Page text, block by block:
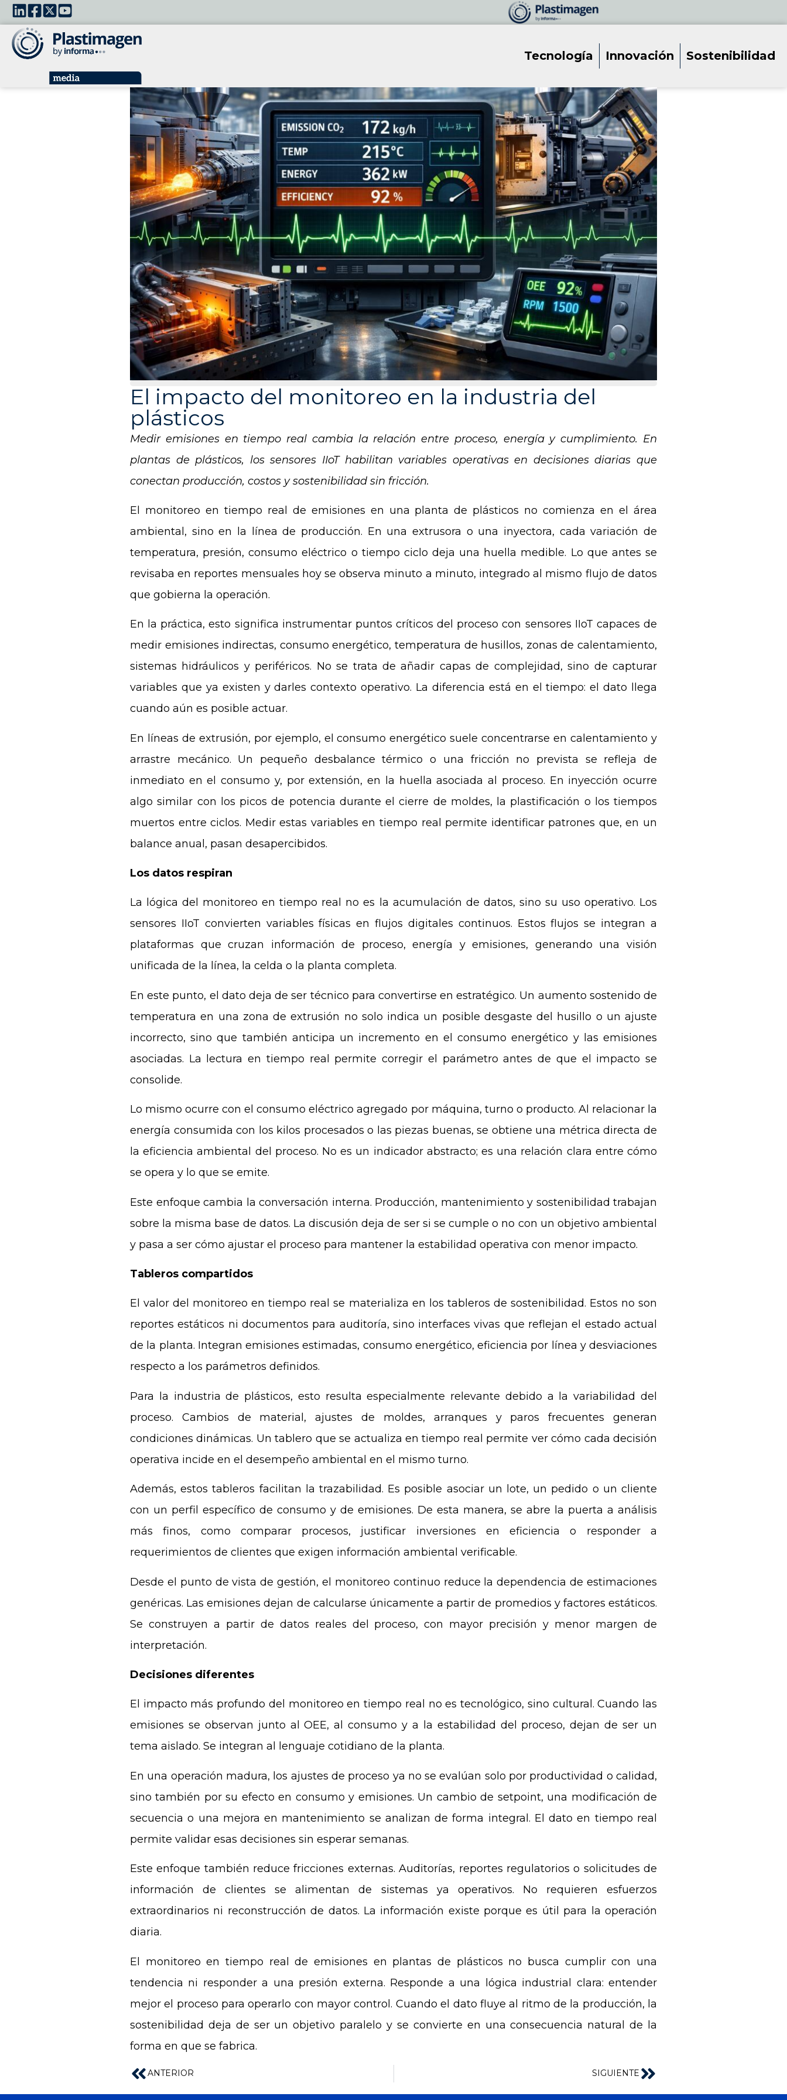
Tecnología Innovación Sostenibilidad
El impacto del monitoreo en la industria del
plásticos
Medir emisiones en tiempo real cambia la relación entre proceso, energía y cumplimiento. En
plantas de plásticos, los sensores IIoT habilitan variables operativas en decisiones diarias que
conectan producción, costos y sostenibilidad sin fricción.
El monitoreo en tiempo real de emisiones en una planta de plásticos no comienza en el área
ambiental, sino en la línea de producción. En una extrusora o una inyectora, cada variación de
temperatura, presión, consumo eléctrico o tiempo ciclo deja una huella medible. Lo que antes se
revisaba en reportes mensuales hoy se observa minuto a minuto, integrado al mismo flujo de datos
que gobierna la operación.
En la práctica, esto significa instrumentar puntos críticos del proceso con sensores IIoT capaces de
medir emisiones indirectas, consumo energético, temperatura de husillos, zonas de calentamiento,
sistemas hidráulicos y periféricos. No se trata de añadir capas de complejidad, sino de capturar
variables que ya existen y darles contexto operativo. La diferencia está en el tiempo: el dato llega
cuando aún es posible actuar.
En líneas de extrusión, por ejemplo, el consumo energético suele concentrarse en calentamiento y
arrastre mecánico. Un pequeño desbalance térmico o una fricción no prevista se refleja de
inmediato en el consumo y, por extensión, en la huella asociada al proceso. En inyección ocurre
algo similar con los picos de potencia durante el cierre de moldes, la plastificación o los tiempos
muertos entre ciclos. Medir estas variables en tiempo real permite identificar patrones que, en un
balance anual, pasan desapercibidos.
Los datos respiran
La lógica del monitoreo en tiempo real no es la acumulación de datos, sino su uso operativo. Los
sensores IIoT convierten variables físicas en flujos digitales continuos. Estos flujos se integran a
plataformas que cruzan información de proceso, energía y emisiones, generando una visión
unificada de la línea, la celda o la planta completa.
En este punto, el dato deja de ser técnico para convertirse en estratégico. Un aumento sostenido de
temperatura en una zona de extrusión no solo indica un posible desgaste del husillo o un ajuste
incorrecto, sino que también anticipa un incremento en el consumo energético y las emisiones
asociadas. La lectura en tiempo real permite corregir el parámetro antes de que el impacto se
consolide.
Lo mismo ocurre con el consumo eléctrico agregado por máquina, turno o producto. Al relacionar la
energía consumida con los kilos procesados o las piezas buenas, se obtiene una métrica directa de
la eficiencia ambiental del proceso. No es un indicador abstracto; es una relación clara entre cómo
se opera y lo que se emite.
Este enfoque cambia la conversación interna. Producción, mantenimiento y sostenibilidad trabajan
sobre la misma base de datos. La discusión deja de ser si se cumple o no con un objetivo ambiental
y pasa a ser cómo ajustar el proceso para mantener la estabilidad operativa con menor impacto.
Tableros compartidos
El valor del monitoreo en tiempo real se materializa en los tableros de sostenibilidad. Estos no son
reportes estáticos ni documentos para auditoría, sino interfaces vivas que reflejan el estado actual
de la planta. Integran emisiones estimadas, consumo energético, eficiencia por línea y desviaciones
respecto a los parámetros definidos.
Para la industria de plásticos, esto resulta especialmente relevante debido a la variabilidad del
proceso. Cambios de material, ajustes de moldes, arranques y paros frecuentes generan
condiciones dinámicas. Un tablero que se actualiza en tiempo real permite ver cómo cada decisión
operativa incide en el desempeño ambiental en el mismo turno.
Además, estos tableros facilitan la trazabilidad. Es posible asociar un lote, un pedido o un cliente
con un perfil específico de consumo y de emisiones. De esta manera, se abre la puerta a análisis
más finos, como comparar procesos, justificar inversiones en eficiencia o responder a
requerimientos de clientes que exigen información ambiental verificable.
Desde el punto de vista de gestión, el monitoreo continuo reduce la dependencia de estimaciones
genéricas. Las emisiones dejan de calcularse únicamente a partir de promedios y factores estáticos.
Se construyen a partir de datos reales del proceso, con mayor precisión y menor margen de
interpretación.
Decisiones diferentes
El impacto más profundo del monitoreo en tiempo real no es tecnológico, sino cultural. Cuando las
emisiones se observan junto al OEE, al consumo y a la estabilidad del proceso, dejan de ser un
tema aislado. Se integran al lenguaje cotidiano de la planta.
En una operación madura, los ajustes de proceso ya no se evalúan solo por productividad o calidad,
sino también por su efecto en consumo y emisiones. Un cambio de setpoint, una modificación de
secuencia o una mejora en mantenimiento se analizan de forma integral. El dato en tiempo real
permite validar esas decisiones sin esperar semanas.
Este enfoque también reduce fricciones externas. Auditorías, reportes regulatorios o solicitudes de
información de clientes se alimentan de sistemas ya operativos. No requieren esfuerzos
extraordinarios ni reconstrucción de datos. La información existe porque es útil para la operación
diaria.
El monitoreo en tiempo real de emisiones en plantas de plásticos no busca cumplir con una
tendencia ni responder a una presión externa. Responde a una lógica industrial clara: entender
mejor el proceso para operarlo con mayor control. Cuando el dato fluye al ritmo de la producción, la
sostenibilidad deja de ser un objetivo paralelo y se convierte en una consecuencia natural de la
forma en que se fabrica.
ANTERIOR SIGUIENTE